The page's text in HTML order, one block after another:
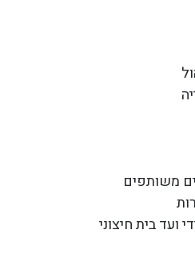
משותפים
ועד בית חיצוני